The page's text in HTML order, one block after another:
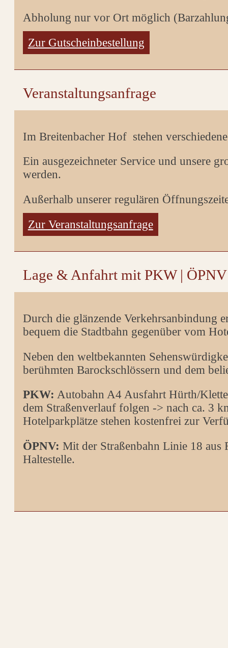
Abholung nur vor Ort möglich
Zur Gutscheinbestellung
Veranstaltungsanfrage
Im Breitenbacher Hof stehen
Ein ausgezeichneter Service und unsere
werden.
Außerhalb unserer regulären
Zur Veranstaltungsanfrage
Lage & Anfahrt mit PKW | ÖPNV
Durch die glänzende Verkehrsanbindung
bequem die Stadtbahn gegenüber vom
Neben den weltbekannten
berühmten Barockschlössern und dem
PKW: Autobahn A4 Ausfahrt Hürth/
dem Straßenverlauf folgen -> nach ca. 3
Hotelparkplätze stehen kostenfrei zur
ÖPNV: Mit der Straßenbahn Linie 18
Haltestelle.